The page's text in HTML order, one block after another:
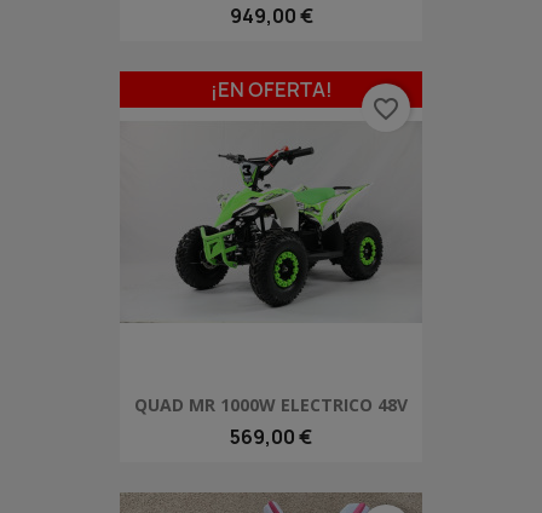
949,00 €
QUAD MR 1000W ELECTRICO 48V
569,00 €
¡EN OFERTA!
favorite_border